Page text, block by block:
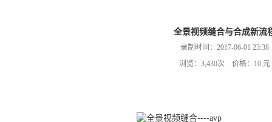
全景视频缝合与合成新流
录制时间：2017-06-01 23:38
浏览：3,430次 价格：10 元